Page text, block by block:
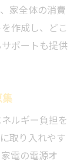
家全体の消費
作成し、どこ
ポートも提供
ルギー負担を
取り入れやす
電の電源オ